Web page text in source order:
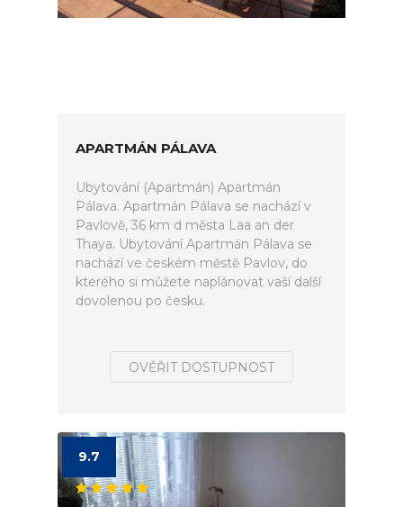
APARTMÁN PÁLAVA
Ubytování (Apartmán) Apartmán
Pálava. Apartmán Pálava se nachází v
Pavlově, 36 km d města Laa an der
Thaya. Ubytování Apartmán Pálava se
nachází ve českém městě Pavlov, do
kterého si můžete naplánovat vaší další
dovolenou po česku.
OVĚŘIT DOSTUPNOST
9.7